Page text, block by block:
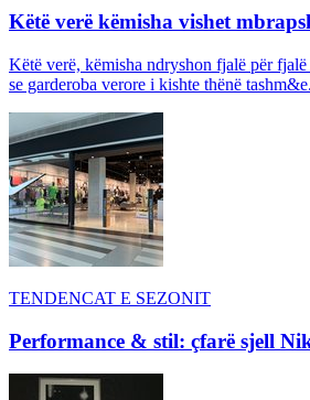
Këtë verë këmisha vishet
Këtë verë, këmisha ndryshon fjalë për
se garderoba verore i kishte thënë
TENDENCAT E SEZONIT
Performance & stil: çfarë sjell